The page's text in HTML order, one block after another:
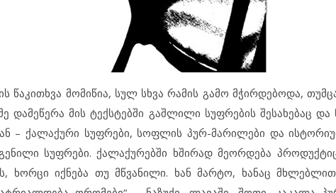
წაკითხვა მომიწია, სულ სხვა რამის გამო მჭირდებოდა,
დამეწერა მის ტექსტებში გაშლილი სუფრების შესახებაც
– ქალაქური სუფრები, სოფლის პურ-მარილები და
სუფრები. ქალაქურებში ხშირად მეორდება
ხორცი იქნება თუ მწვანილი. ხან მარტო, ხანაც